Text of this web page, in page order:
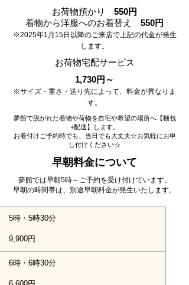
​お荷物預かり 550円
​着物から洋服へのお着替え 550円
※2025年1月15日以降のご来店で上記の代金が発生
します。
​お荷物宅配サービス
1,730円～
※サイズ・重さ・送り先によって、料金が異なりま
す。
夢館で脱がれた着物や荷物を自宅や希望の場所へ【梱包
+配送】します。
​お着付けご予約時でも、当日でも大丈夫☆お気軽にお申
し付けください☆
早朝料金について
夢館では早朝5時～ご予約を受け付けています。
​早朝の時間帯は、別途早朝料金が発生いたします。
5時・5時30分
9,900円
6時・6時30分